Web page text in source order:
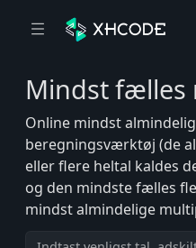
Mindst fælles
Online mindst
beregningsværktøj (de
eller flere heltal kaldes
og den mindste fælles
mindst almindelige